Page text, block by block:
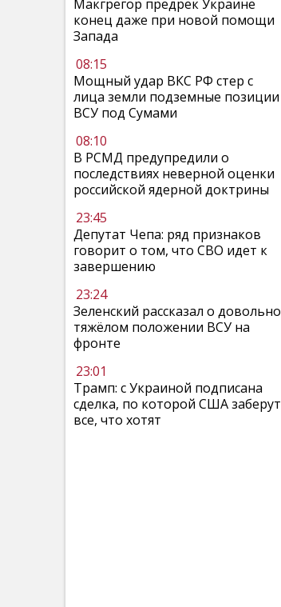
Макгрегор предрек Украине
конец даже при новой помощи
Запада
08:15
Мощный удар ВКС РФ стер с
лица земли подземные позиции
ВСУ под Сумами
08:10
В РСМД предупредили о
последствиях неверной оценки
российской ядерной доктрины
23:45
Депутат Чепа: ряд признаков
говорит о том, что СВО идет к
завершению
23:24
Зеленский рассказал о довольно
тяжёлом положении ВСУ на
фронте
23:01
Трамп: с Украиной подписана
сделка, по которой США заберут
все, что хотят